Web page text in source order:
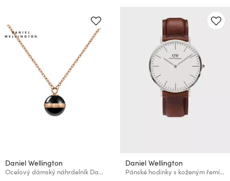
Daniel Wellington
Ocelový dámský náhrdelník Daniel Wellington Aspiration
Daniel Wellington
Pánské hodinky s koženým řemínkem Daniel Wellington Classic St Mawes